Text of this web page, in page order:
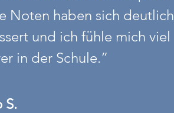
Noten haben sich deutlich
und ich fühle mich viel
in der Schule.”
S.